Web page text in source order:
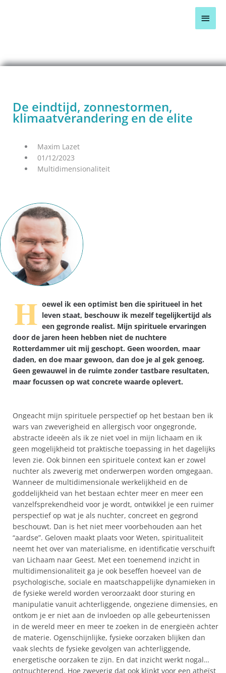
De eindtijd, zonnestormen,
klimaatverandering en de elite
Maxim Lazet
01/12/2023
Multidimensionaliteit
H oewel ik een optimist ben die spiritueel in het
leven staat, beschouw ik mezelf tegelijkertijd als
een gegronde realist. Mijn spirituele ervaringen
door de jaren heen hebben niet de nuchtere
Rotterdammer uit mij geschopt. Geen woorden, maar
daden, en doe maar gewoon, dan doe je al gek genoeg.
Geen gewauwel in de ruimte zonder tastbare resultaten,
maar focussen op wat concrete waarde oplevert.
Ongeacht mijn spirituele perspectief op het bestaan ben ik
wars van zweverigheid en allergisch voor ongegronde,
abstracte ideeën als ik ze niet voel in mijn lichaam en ik
geen mogelijkheid tot praktische toepassing in het dagelijks
leven zie. Ook binnen een spirituele context kan er zowel
nuchter als zweverig met onderwerpen worden omgegaan.
Wanneer de multidimensionale werkelijkheid en de
goddelijkheid van het bestaan echter meer en meer een
vanzelfsprekendheid voor je wordt, ontwikkel je een ruimer
perspectief op wat je als nuchter, concreet en gegrond
beschouwt. Dan is het niet meer voorbehouden aan het
“aardse”. Geloven maakt plaats voor Weten, spiritualiteit
neemt het over van materialisme, en identificatie verschuift
van Lichaam naar Geest. Met een toenemend inzicht in
multidimensionaliteit ga je ook beseffen hoeveel van de
psychologische, sociale en maatschappelijke dynamieken in
de fysieke wereld worden veroorzaakt door sturing en
manipulatie vanuit achterliggende, ongeziene dimensies, en
ontkom je er niet aan de invloeden op alle gebeurtenissen
in de wereld meer en meer te zoeken in de energieën achter
de materie. Ogenschijnlijke, fysieke oorzaken blijken dan
vaak slechts de fysieke gevolgen van achterliggende,
energetische oorzaken te zijn. En dat inzicht werkt nogal…
ontnuchterend. Hoe zweverig dat ook klinkt voor een atheïst